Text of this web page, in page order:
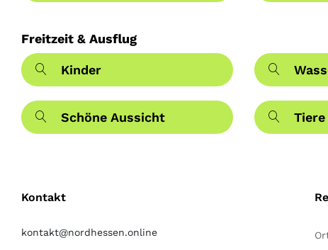
Freitzeit & Ausflug
Kinder
Schöne Aussicht Tiere
Kontakt
kontakt@nordhessen.online